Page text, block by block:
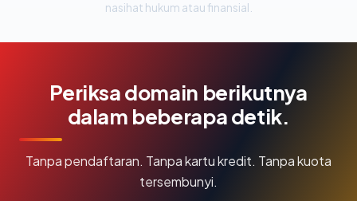
nasihat hukum atau finansial.
Periksa domain berikutnya
dalam beberapa detik.
Tanpa pendaftaran. Tanpa kartu kredit. Tanpa kuota
tersembunyi.